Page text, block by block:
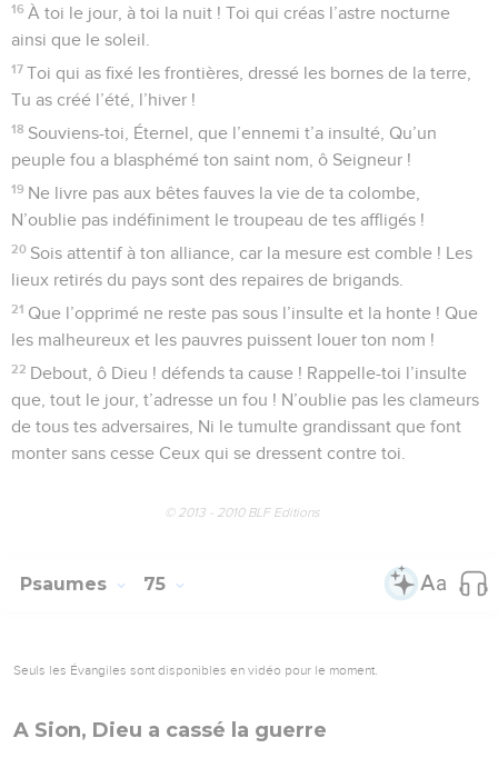
16 À toi le jour, à toi la nuit ! Toi qui créas l’astre nocturne
ainsi que le soleil.
17 Toi qui as fixé les frontières, dressé les bornes de la terre,
Tu as créé l’été, l’hiver !
18 Souviens-toi, Éternel, que l’ennemi t’a insulté, Qu’un
peuple fou a blasphémé ton saint nom, ô Seigneur !
19 Ne livre pas aux bêtes fauves la vie de ta colombe,
N’oublie pas indéfiniment le troupeau de tes affligés !
20 Sois attentif à ton alliance, car la mesure est comble ! Les
lieux retirés du pays sont des repaires de brigands.
21 Que l’opprimé ne reste pas sous l’insulte et la honte ! Que
les malheureux et les pauvres puissent louer ton nom !
22 Debout, ô Dieu ! défends ta cause ! Rappelle-toi l’insulte
que, tout le jour, t’adresse un fou ! N’oublie pas les clameurs
de tous tes adversaires, Ni le tumulte grandissant que font
monter sans cesse Ceux qui se dressent contre toi.
© 2013 - 2010 BLF Editions
Psaumes 75
Seuls les Évangiles sont disponibles en vidéo pour le moment.
A Sion, Dieu a cassé la guerre